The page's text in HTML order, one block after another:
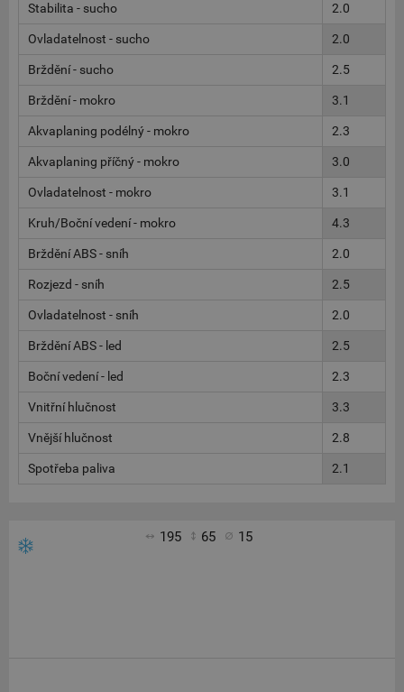
Stabilita - sucho 2.0
Ovladatelnost - sucho 2.0
Brždění - sucho 2.5
Brždění - mokro 3.1
Akvaplaning podélný - mokro 2.3
Akvaplaning příčný - mokro 3.0
Ovladatelnost - mokro 3.1
Kruh/Boční vedení - mokro 4.3
Brždění ABS - sníh 2.0
Rozjezd - sníh 2.5
Ovladatelnost - sníh 2.0
Brždění ABS - led 2.5
Boční vedení - led 2.3
Vnitřní hlučnost 3.3
Vnější hlučnost 2.8
Spotřeba paliva 2.1
195 65 15